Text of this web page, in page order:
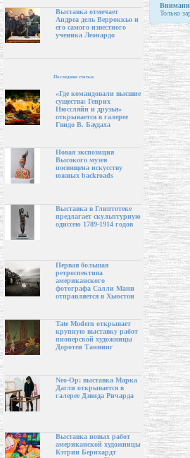
Выставка отмечает
Андреа дель Верроккьо и
его самого известного
ученика Леонардо
Последние статьи
«Где командовали высшие
существа: Генрих
Нюссляйн и друзья»
открывается в галерее
Гвидо В. Баудаха
Новая экспозиция
Высокого музея
посвящена искусству
южных backroads
Выставка в Глиптотеке
предлагает скульптурную
одиссею 1789-1914 годов
Первая большая
ретроспектива
американского
фотографа Салли Манн
отправляется в Хьюстон
Tate Modern открывает
крупную выставку работ
пионерской художницы
Доротеи Таннинг
Neo-Op: выставка Марка
Дагли открывается в
галерее Дэвида Ричарда
Выставка новых работ
американской художницы
Кэтрин Бернхардт
Только